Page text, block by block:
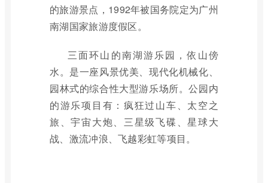
的旅游景点，1992年被国务院定为广州
南湖国家旅游度假区。
三面环山的南湖游乐园，依山傍
水。是一座风景优美、现代化机械化、
园林式的综合性大型游乐场所。公园内
的游乐项目有：疯狂过山车、太空之
旅、宇宙大炮、三星级飞碟、星球大
战、激流冲浪、飞越彩虹等项目。